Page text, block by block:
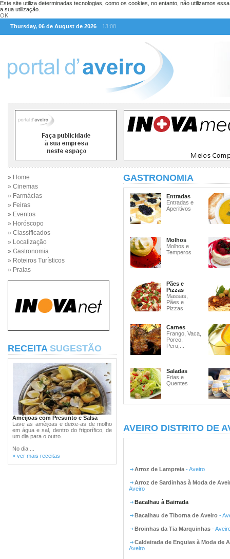
Este site utiliza determinadas tecnologias, como os cookies, no entanto, não utilizamos
a sua utilização.
OK
Thursday, 06 de August de 2026
13:08
» Home
» Cinemas
» Farmácias
» Feiras
» Eventos
» Horóscopo
» Classificados
» Localização
» Gastronomia
» Roteiros Turísticos
» Praias
RECEITA SUGESTÃO
Amêijoas com Presunto e Salsa
Lave as amêijoas e deixe-as de molho
em água e sal, dentro do frigorífico, de
um dia para o outro.
No dia ...
» ver mais receitas
GASTRONOMIA
Entradas
Entradas e
Aperitivos
Molhos
Molhos e
Temperos
Pães e
Pizzas
Massas,
Pães e
Pizzas
Carnes
Frango, Vaca,
Porco,
Peru,...
Saladas
Frias e
Quentes
AVEIRO DISTRITO DE
Arroz de Lampreia - Aveiro
Arroz de Sardinhas à Moda de
Aveiro
Bacalhau à Bairrada
Bacalhau de Tiborna de Aveiro -
Broinhas da Tia Marquinhas -
Caldeirada de Enguias à Moda de
Aveiro